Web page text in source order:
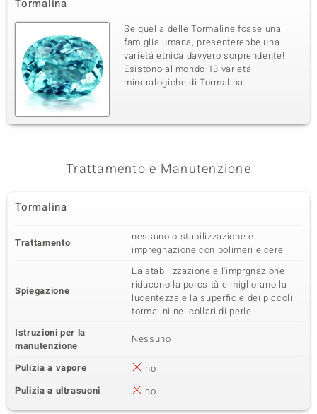
Tormalina
Se quella delle Tormaline fosse una
famiglia umana, presenterebbe una
varietá etnica davvero sorprendente!
Esistono al mondo 13 varietá
mineralogiche di Tormalina.
Trattamento e Manutenzione
Tormalina
Trattamento
nessuno o stabilizzazione e
impregnazione con polimeri e cere
Spiegazione
La stabilizzazione e l'imprgnazione
riducono la porosità e migliorano la
lucentezza e la superficie dei piccoli
tormalini nei collari di perle.
Istruzioni per la
manutenzione
Nessuno
Pulizia a vapore
no
Pulizia a ultrasuoni
no